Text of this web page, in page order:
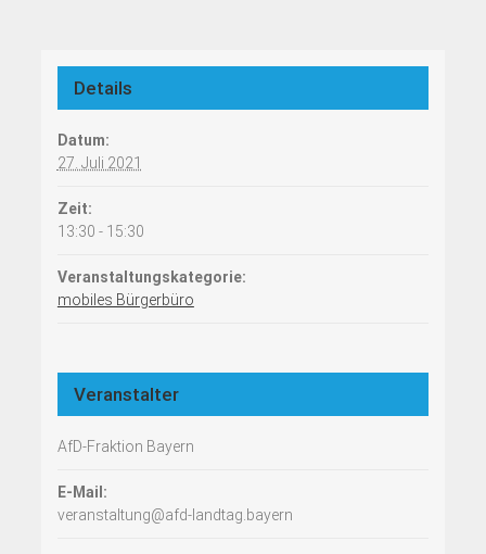
Details
Datum:
27. Juli 2021
Zeit:
13:30 - 15:30
Veranstaltungskategorie:
mobiles Bürgerbüro
Veranstalter
AfD-Fraktion Bayern
E-Mail:
veranstaltung@afd-landtag.bayern